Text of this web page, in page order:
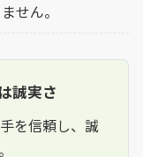
せん。
誠実さ
を信頼し、誠